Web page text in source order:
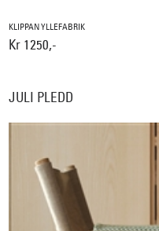
KLIPPAN YLLEFABRIK
Kr 1250,-
JULI PLEDD